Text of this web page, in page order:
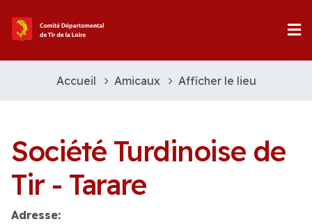
Accueil Amicaux Afficher le lieu
Société Turdinoise de
Tir - Tarare
Adresse: